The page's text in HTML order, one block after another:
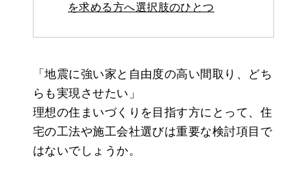
を求める方へ選択肢のひとつ
「地震に強い家と自由度の高い間取り、どち
らも実現させたい」
理想の住まいづくりを目指す方にとって、住
宅の工法や施工会社選びは重要な検討項目で
はないでしょうか。